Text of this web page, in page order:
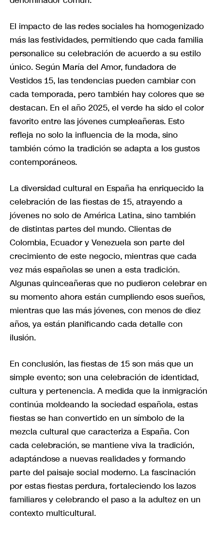
El impacto de las redes sociales ha homogenizado
más las festividades, permitiendo que cada familia
personalice su celebración de acuerdo a su estilo
único. Según María del Amor, fundadora de
Vestidos 15, las tendencias pueden cambiar con
cada temporada, pero también hay colores que se
destacan. En el año 2025, el verde ha sido el color
favorito entre las jóvenes cumpleañeras. Esto
refleja no solo la influencia de la moda, sino
también cómo la tradición se adapta a los gustos
contemporáneos.
La diversidad cultural en España ha enriquecido la
celebración de las fiestas de 15, atrayendo a
jóvenes no solo de América Latina, sino también
de distintas partes del mundo. Clientas de
Colombia, Ecuador y Venezuela son parte del
crecimiento de este negocio, mientras que cada
vez más españolas se unen a esta tradición.
Algunas quinceañeras que no pudieron celebrar en
su momento ahora están cumpliendo esos sueños,
mientras que las más jóvenes, con menos de diez
años, ya están planificando cada detalle con
ilusión.
En conclusión, las fiestas de 15 son más que un
simple evento; son una celebración de identidad,
cultura y pertenencia. A medida que la inmigración
continúa moldeando la sociedad española, estas
fiestas se han convertido en un símbolo de la
mezcla cultural que caracteriza a España. Con
cada celebración, se mantiene viva la tradición,
adaptándose a nuevas realidades y formando
parte del paisaje social moderno. La fascinación
por estas fiestas perdura, fortaleciendo los lazos
familiares y celebrando el paso a la adultez en un
contexto multicultural.